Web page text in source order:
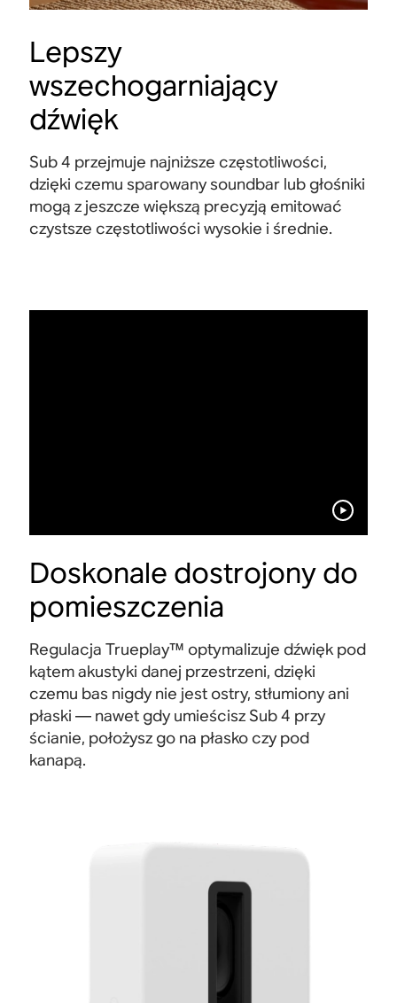
Lepszy
wszechogarniający
dźwięk
Sub 4 przejmuje najniższe częstotliwości,
dzięki czemu sparowany soundbar lub głośniki
mogą z jeszcze większą precyzją emitować
czystsze częstotliwości wysokie i średnie.
Doskonale dostrojony do
pomieszczenia
Regulacja Trueplay™ optymalizuje dźwięk pod
kątem akustyki danej przestrzeni, dzięki
czemu bas nigdy nie jest ostry, stłumiony ani
płaski — nawet gdy umieścisz Sub 4 przy
ścianie, położysz go na płasko czy pod
kanapą.